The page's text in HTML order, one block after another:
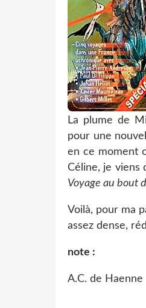
La plume de
pour une
en ce moment
Céline, je viens
Voyage au bout
Voilà, pour ma
assez dense,
note :
A.C. de Haenne